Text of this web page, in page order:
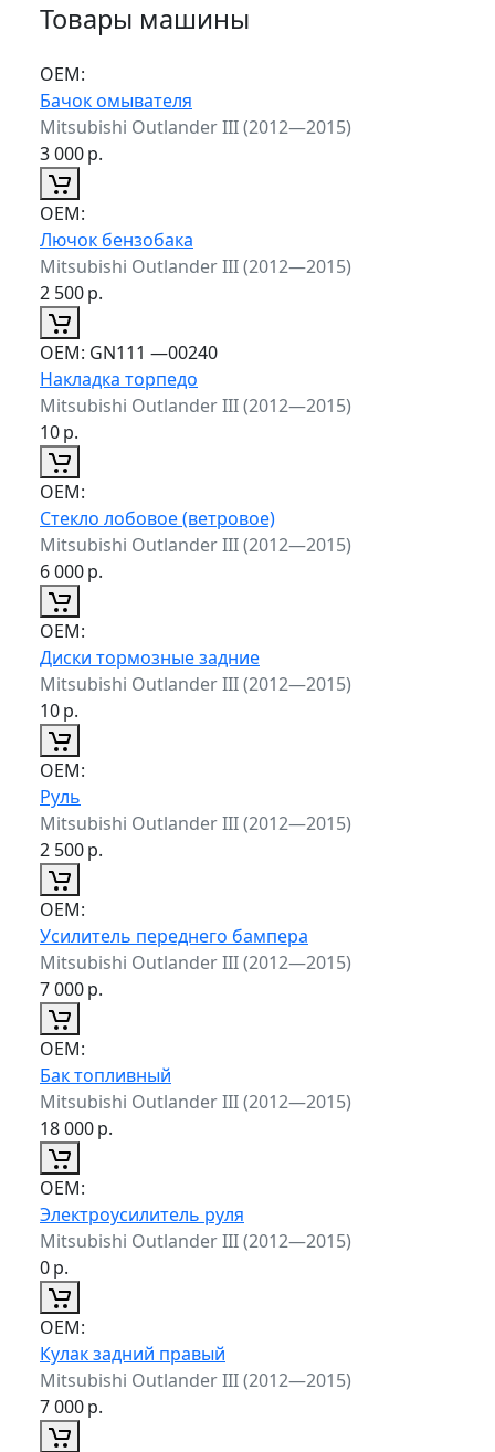
Товары машины
ОЕМ:
Бачок омывателя
Mitsubishi Outlander III (2012—2015)
3 000р.
ОЕМ:
Лючок бензобака
Mitsubishi Outlander III (2012—2015)
2 500р.
ОЕМ: GN111 —00240
Накладка торпедо
Mitsubishi Outlander III (2012—2015)
10р.
ОЕМ:
Стекло лобовое (ветровое)
Mitsubishi Outlander III (2012—2015)
6 000р.
ОЕМ:
Диски тормозные задние
Mitsubishi Outlander III (2012—2015)
10р.
ОЕМ:
Руль
Mitsubishi Outlander III (2012—2015)
2 500р.
ОЕМ:
Усилитель переднего бампера
Mitsubishi Outlander III (2012—2015)
7 000р.
ОЕМ:
Бак топливный
Mitsubishi Outlander III (2012—2015)
18 000р.
ОЕМ:
Электроусилитель руля
Mitsubishi Outlander III (2012—2015)
0р.
ОЕМ:
Кулак задний правый
Mitsubishi Outlander III (2012—2015)
7 000р.